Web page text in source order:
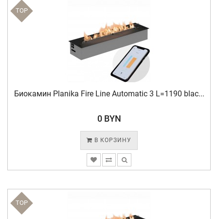
TOP
Биокамин Planika Fire Line Automatic 3 L=1190 blac...
0 BYN
В КОРЗИНУ
TOP